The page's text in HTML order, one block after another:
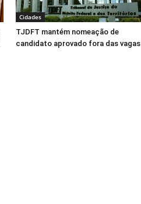
Cidades
TJDFT mantém nomeação de
candidato aprovado fora das vagas